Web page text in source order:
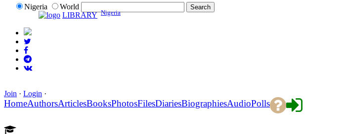
Nigeria
World
LIBRARY Nigeria
Join · Login ·
HomeAuthorsArticlesBooksPhotosFilesDiariesBiographiesAudioPolls